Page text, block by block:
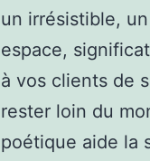
un irrésistible,
espace,
à vos clients de
rester loin du
poétique aide la